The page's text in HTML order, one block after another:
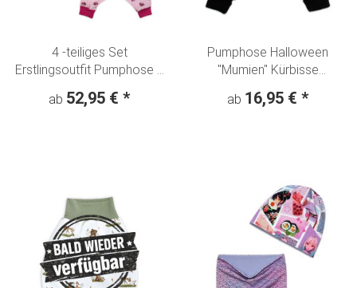
4 -teiliges Set
Erstlingsoutfit Pumphose +
Knotenmütze + Halstuch
ab 52,95 € *
Pumphose Halloween
"Mumien" Kürbisse
ab 16,95 € *